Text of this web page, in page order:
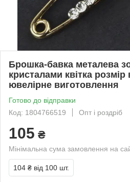
Брошка-бавка металева
кристалами квітка
ювелірне виготовлення
Готово до відправки
Код: 1804766519
Опт і роздріб
105 ₴
Мінімальна сума замовлення на
104 ₴ від 100 шт.